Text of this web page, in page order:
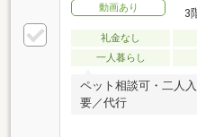
動画あり
3
礼金なし
一人暮らし
ペット相談可・二人
要／代行